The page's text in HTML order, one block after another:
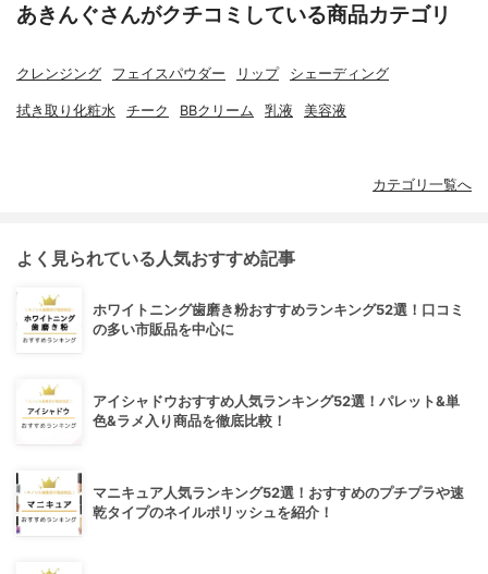
あきんぐさんがクチコミしている商品カテゴリ
クレンジング フェイスパウダー リップ シェーディング
拭き取り化粧水 チーク BBクリーム 乳液 美容液
カテゴリ一覧へ
よく見られている人気おすすめ記事
ホワイトニング歯磨き粉おすすめランキング52選！口コミ
の多い市販品を中心に
アイシャドウおすすめ人気ランキング52選！パレット&単
色&ラメ入り商品を徹底比較！
マニキュア人気ランキング52選！おすすめのプチプラや速
乾タイプのネイルポリッシュを紹介！